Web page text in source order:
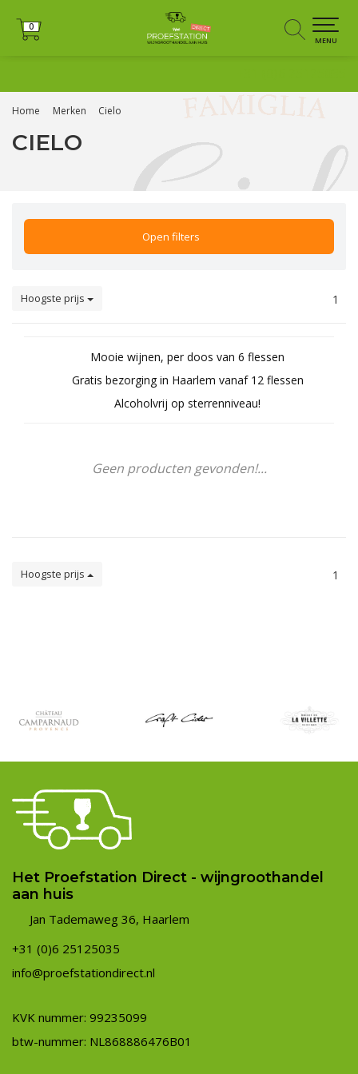
0
0
MENU
Home Merken Cielo
CIELO
Open filters
Hoogste prijs 1
Mooie wijnen, per doos van 6 flessen
Gratis bezorging in Haarlem vanaf 12 flessen
Alcoholvrij op sterrenniveau!
Geen producten gevonden!...
Hoogste prijs 1
Het Proefstation Direct - wijngroothandel
aan huis
Jan Tademaweg 36, Haarlem
+31 (0)6 25125035
info@proefstationdirect.nl
KVK nummer: 99235099
btw-nummer: NL868886476B01